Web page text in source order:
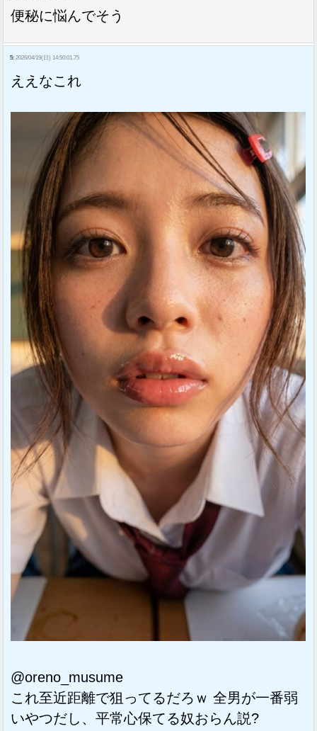
便秘に悩んでそう
5: 2026/04/19(日) 14:50:01.75
ええなこれ
@oreno_musume
これ至近距離で狙ってるだろｗ 全男が一番弱
いやつだし、平常心保てる奴おらん説?